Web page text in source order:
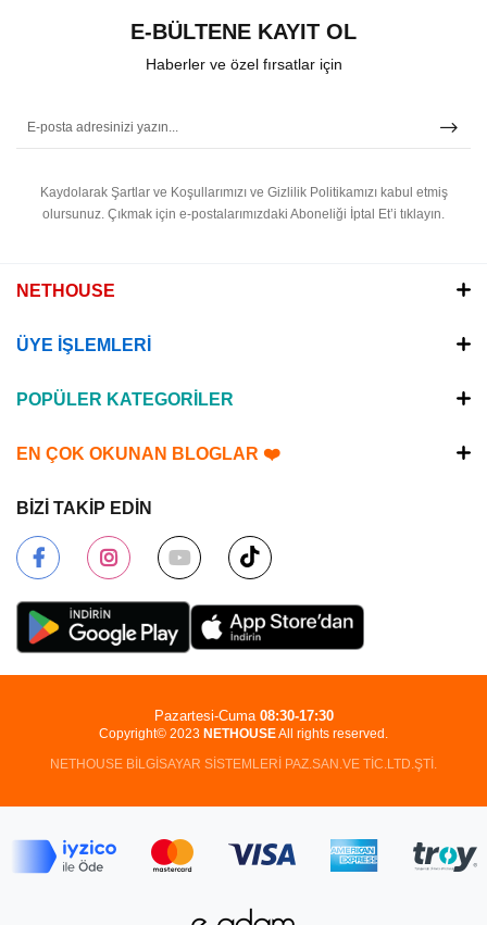
E-BÜLTENE KAYIT OL
Haberler ve özel fırsatlar için
Kaydolarak Şartlar ve Koşullarımızı ve Gizlilik Politikamızı kabul etmiş
olursunuz. Çıkmak için e-postalarımızdaki Aboneliği İptal Et’i tıklayın.
NETHOUSE
ÜYE İŞLEMLERİ
POPÜLER KATEGORİLER
EN ÇOK OKUNAN BLOGLAR ❤️
BİZİ TAKİP EDİN
Copyright© 2023 NETHOUSEAll rights reserved.
NETHOUSE BİLGİSAYAR SİSTEMLERİ PAZ.SAN.VE TİC.LTD.ŞTİ.
Pazartesi-Cuma 08:30-17:30